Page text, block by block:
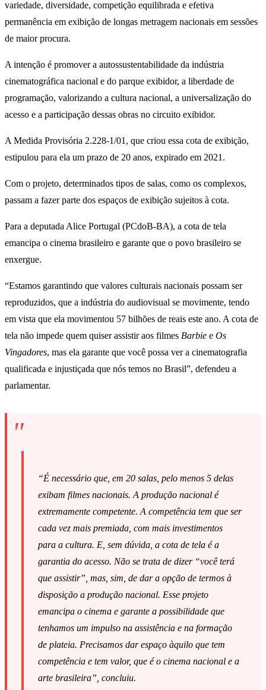
variedade, diversidade, competição equilibrada e efetiva
permanência em exibição de longas metragem nacionais em sessões
de maior procura.
A intenção é promover a autossustentabilidade da indústria
cinematográfica nacional e do parque exibidor, a liberdade de
programação, valorizando a cultura nacional, a universalização do
acesso e a participação dessas obras no circuito exibidor.
A Medida Provisória 2.228-1/01, que criou essa cota de exibição,
estipulou para ela um prazo de 20 anos, expirado em 2021.
Com o projeto, determinados tipos de salas, como os complexos,
passam a fazer parte dos espaços de exibição sujeitos à cota.
Para a deputada Alice Portugal (PCdoB-BA), a cota de tela
emancipa o cinema brasileiro e garante que o povo brasileiro se
enxergue.
“Estamos garantindo que valores culturais nacionais possam ser
reproduzidos, que a indústria do audiovisual se movimente, tendo
em vista que ela movimentou 57 bilhões de reais este ano. A cota de
tela não impede quem quiser assistir aos filmes Barbie e Os
Vingadores, mas ela garante que você possa ver a cinematografia
qualificada e injustiçada que nós temos no Brasil”, defendeu a
parlamentar.
“É necessário que, em 20 salas, pelo menos 5 delas
exibam filmes nacionais. A produção nacional é
extremamente competente. A competência tem que ser
cada vez mais premiada, com mais investimentos
para a cultura. E, sem dúvida, a cota de tela é a
garantia do acesso. Não se trata de dizer “você terá
que assistir”, mas, sim, de dar a opção de termos à
disposição a produção nacional. Esse projeto
emancipa o cinema e garante a possibilidade que
tenhamos um impulso na assistência e na formação
de plateia. Precisamos dar espaço àquilo que tem
competência e tem valor, que é o cinema nacional e a
arte brasileira”, concluiu.